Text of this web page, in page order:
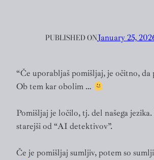
PUBLISHED ONJanuary 25,
“Če uporabljaš pomišljaj, je očitno, da
Ob tem kar obolim …
Pomišljaj je ločilo, tj. del našega
starejši od “AI detektivov”.
Če je pomišljaj sumljiv, potem so